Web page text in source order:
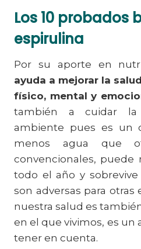
Los 10 probados
espirulina
Por su aporte en
ayuda a mejorar la
físico, mental y
también a cuidar
ambiente pues es un
menos agua que
convencionales, puede
todo el año y
son adversas para otras
nuestra salud es
en el que vivimos, es un
tener en cuenta.